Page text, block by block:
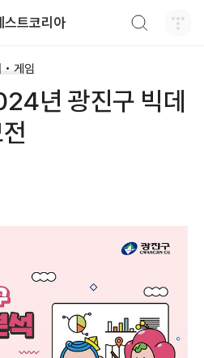
스트코리아
• 게임
년 광진구 빅데